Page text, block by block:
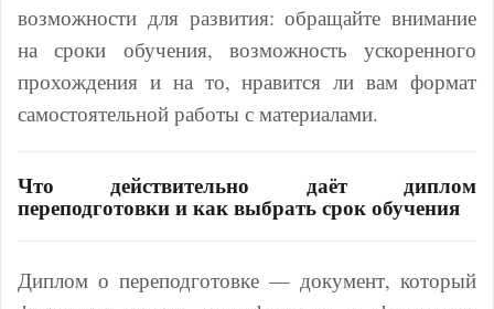
возможности для развития: обращайте внимание
на сроки обучения, возможность ускоренного
прохождения и на то, нравится ли вам формат
самостоятельной работы с материалами.
Что действительно даёт диплом
переподготовки и как выбрать срок обучения
Диплом о переподготовке — документ, который